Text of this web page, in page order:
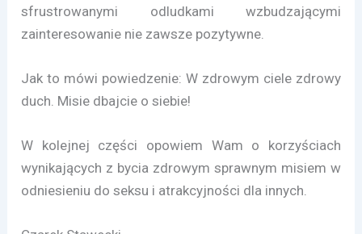
sfrustrowanymi odludkami wzbudzającymi
zainteresowanie nie zawsze pozytywne.
Jak to mówi powiedzenie: W zdrowym ciele zdrowy
duch. Misie dbajcie o siebie!
W kolejnej części opowiem Wam o korzyściach
wynikających z bycia zdrowym sprawnym misiem w
odniesieniu do seksu i atrakcyjności dla innych.